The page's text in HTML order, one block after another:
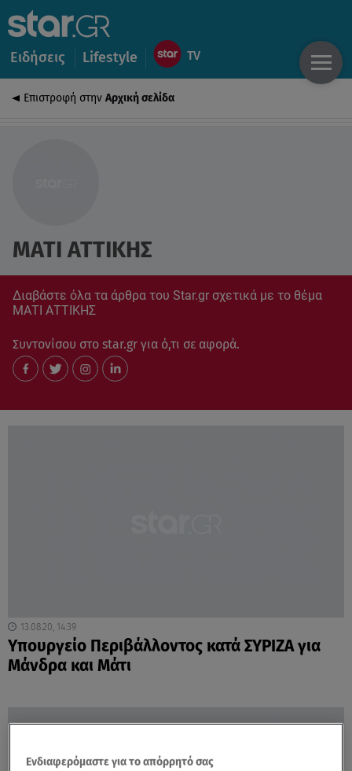
Ειδήσεις Lifestyle
Επιστροφή στην Αρχική σελίδα
ΜΑΤΙ ΑΤΤΙΚΗΣ
Διαβάστε όλα τα άρθρα του Star.gr σχετικά με το θέμα
ΜΑΤΙ ΑΤΤΙΚΗΣ
Συντονίσου στο star.gr για ό,τι σε αφορά.
13.08.20, 14:39
Υπουργείο Περιβάλλοντος κατά ΣΥΡΙΖΑ για
Μάνδρα και Μάτι
Ενδιαφερόμαστε για το απόρρητό σας